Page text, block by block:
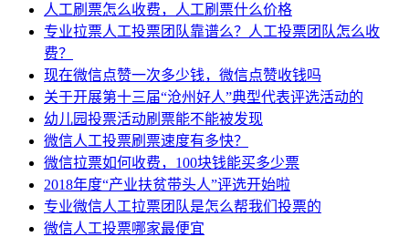
人工刷票怎么收费，人工刷票什么价格
专业拉票人工投票团队靠谱么？人工投票团队怎么收
费？
现在微信点赞一次多少钱，微信点赞收钱吗
关于开展第十三届“沧州好人”典型代表评选活动的
幼儿园投票活动刷票能不能被发现
微信人工投票刷票速度有多快？
微信拉票如何收费，100块钱能买多少票
2018年度“产业扶贫带头人”评选开始啦
专业微信人工拉票团队是怎么帮我们投票的
微信人工投票哪家最便宜